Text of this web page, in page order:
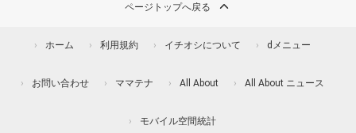
ページトップへ戻る
ホーム 利用規約 イチオシについて dメニュー
お問い合わせ ママテナ All About All About ニュース
モバイル空間統計